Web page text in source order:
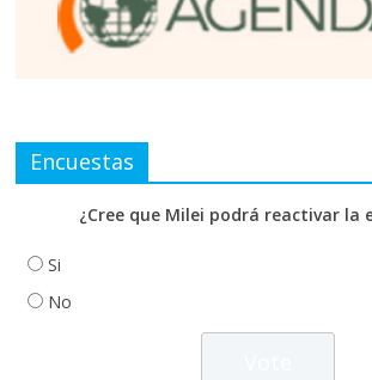
Encuestas
¿Cree que Milei podrá reactivar la
Si
No